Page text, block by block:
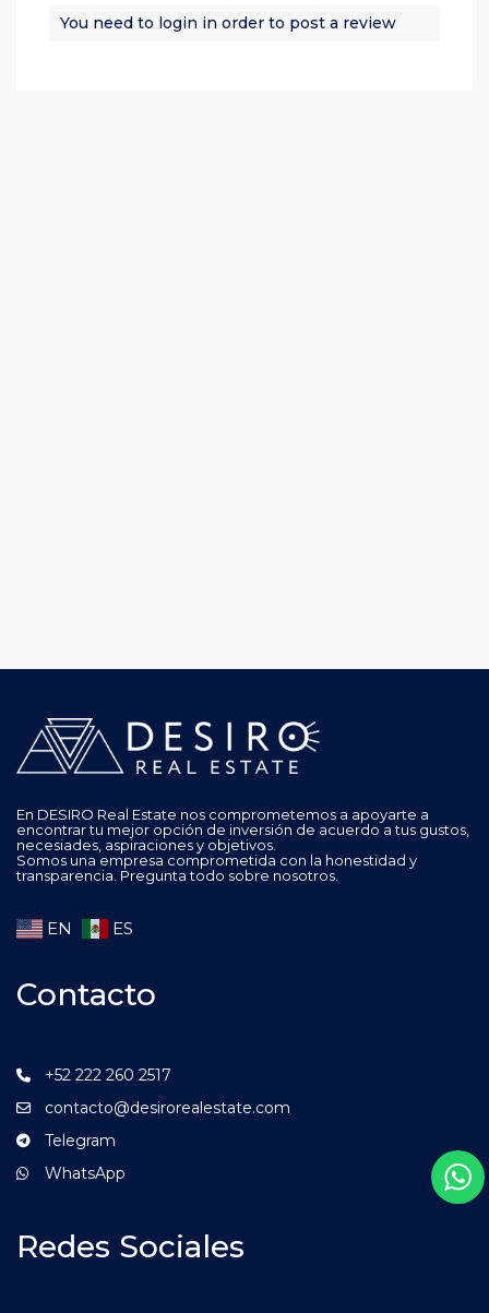
You need to login in order to post a review
En DESIRO Real Estate nos comprometemos a apoyarte a
encontrar tu mejor opción de inversión de acuerdo a tus gustos,
necesiades, aspiraciones y objetivos.
Somos una empresa comprometida con la honestidad y
transparencia. Pregunta todo sobre nosotros.
EN ES
Contacto
+52 222 260 2517
contacto@desirorealestate.com
Telegram
WhatsApp
Redes Sociales